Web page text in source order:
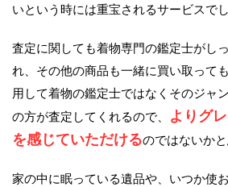
いという時には重宝されるサービスでし
査定に関しても着物専門の鑑定士がし
れ、その他の商品も一緒に買い取って
用して着物の鑑定士ではなくそのジャ
の方が査定してくれるので、
よりグ
を感じていただけるのではないかと
家の中に眠っている遺品や、いつか使